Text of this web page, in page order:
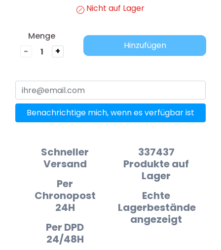
Nicht auf Lager
Menge
-
+
Hinzufügen
Benachrichtige mich, wenn es verfügbar ist
Schneller
Versand
Per
Chronopost
24H
Per DPD
24/48H
337437
Produkte auf
Lager
Echte
Lagerbestände
angezeigt